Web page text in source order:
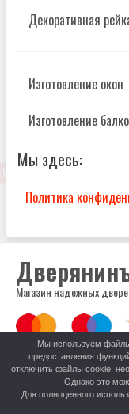
Декоративная
Изготовление окон
Изготовление
Мы здесь:
Политика
Магазин надежных
Мы используем файлы
предоставления
отключить файлы cookie,
Однако это
Для полноценного